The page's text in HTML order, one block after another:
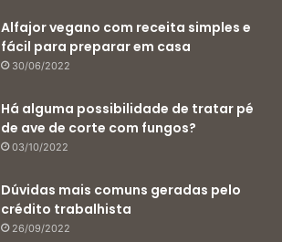
Alfajor vegano com receita simples e
fácil para preparar em casa
30/06/2022
Há alguma possibilidade de tratar pé
de ave de corte com fungos?
03/10/2022
Dúvidas mais comuns geradas pelo
crédito trabalhista
26/09/2022